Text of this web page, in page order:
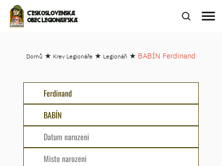
ČESKOSLOVENSKÁ
OBEC LEGIONÁŘSKÁ
menu
Domů ★ Krev Legionáře ★ Legionáři ★ BABÍN Ferdinand